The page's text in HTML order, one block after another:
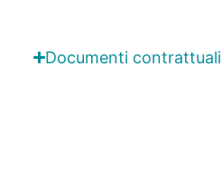
Documenti contrattuali